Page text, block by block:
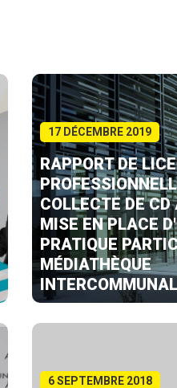
17 DÉCEMBRE 2019
RAPPORT DE
COLLECTE DE CD
MISE EN PLACE
PRATIQUE
MÉDIATHÈQUE
6 SEPTEMBRE 2018